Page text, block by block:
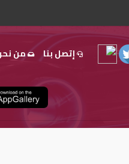
إتصل بنا من